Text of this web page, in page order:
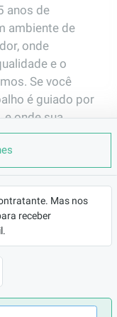
anos de
ambiente de
onde
e o
Se você
é guiado por
e onde sua
diferença, essa é
Mas nos
receber